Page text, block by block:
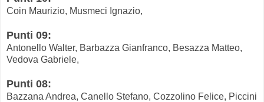
Coin Maurizio, Musmeci Ignazio,
Punti 09:
Antonello Walter, Barbazza Gianfranco, Besazza Matteo,
Vedova Gabriele,
Punti 08:
Bazzana Andrea, Canello Stefano, Cozzolino Felice, Piccini